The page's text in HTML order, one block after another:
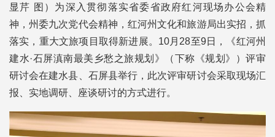
显芹 图）为深入贯彻落实省委省政府红河现场办公会精
神，州委九次党代会精神，红河州文化和旅游局出实招，抓
落实，重大文旅项目取得新进展。10月28至9日，《红河州
建水·石屏滇南最美乡愁之旅规划》（下称《规划》）评审
研讨会在建水县、石屏县举行，此次评审研讨会采取现场汇
报、实地调研、座谈研讨的方式进行。